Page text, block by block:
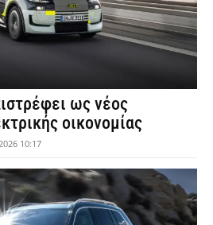
ως νέος
οικονομίας
10:17